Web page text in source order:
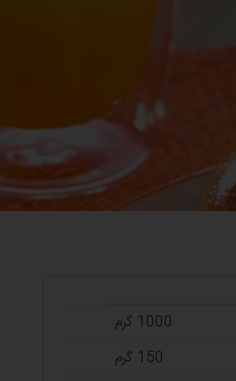
1000 گرم
150 گرم